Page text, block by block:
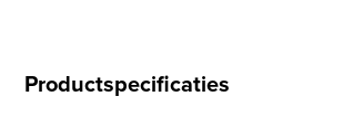
Productspecificaties